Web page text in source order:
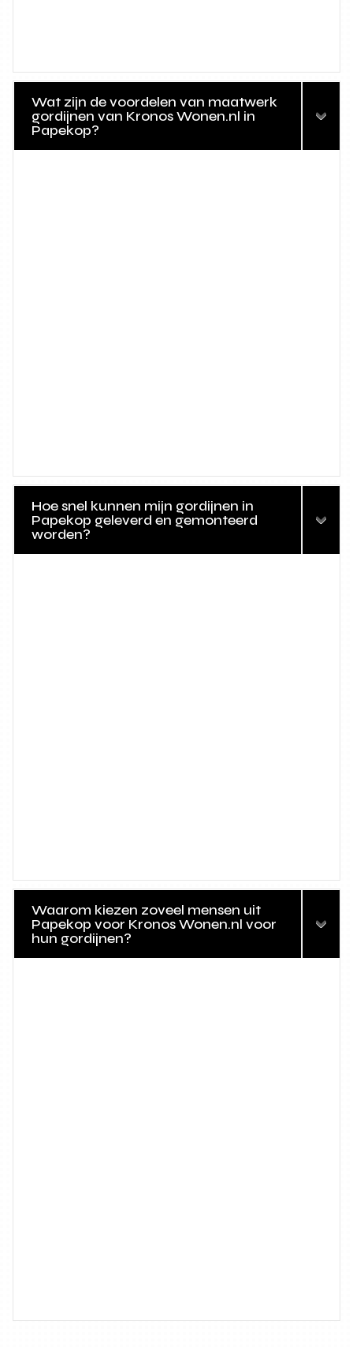
Wat zijn de voordelen van maatwerk
gordijnen van Kronos Wonen.nl in
Papekop?
Hoe snel kunnen mijn gordijnen in
Papekop geleverd en gemonteerd
worden?
Waarom kiezen zoveel mensen uit
Papekop voor Kronos Wonen.nl voor
hun gordijnen?